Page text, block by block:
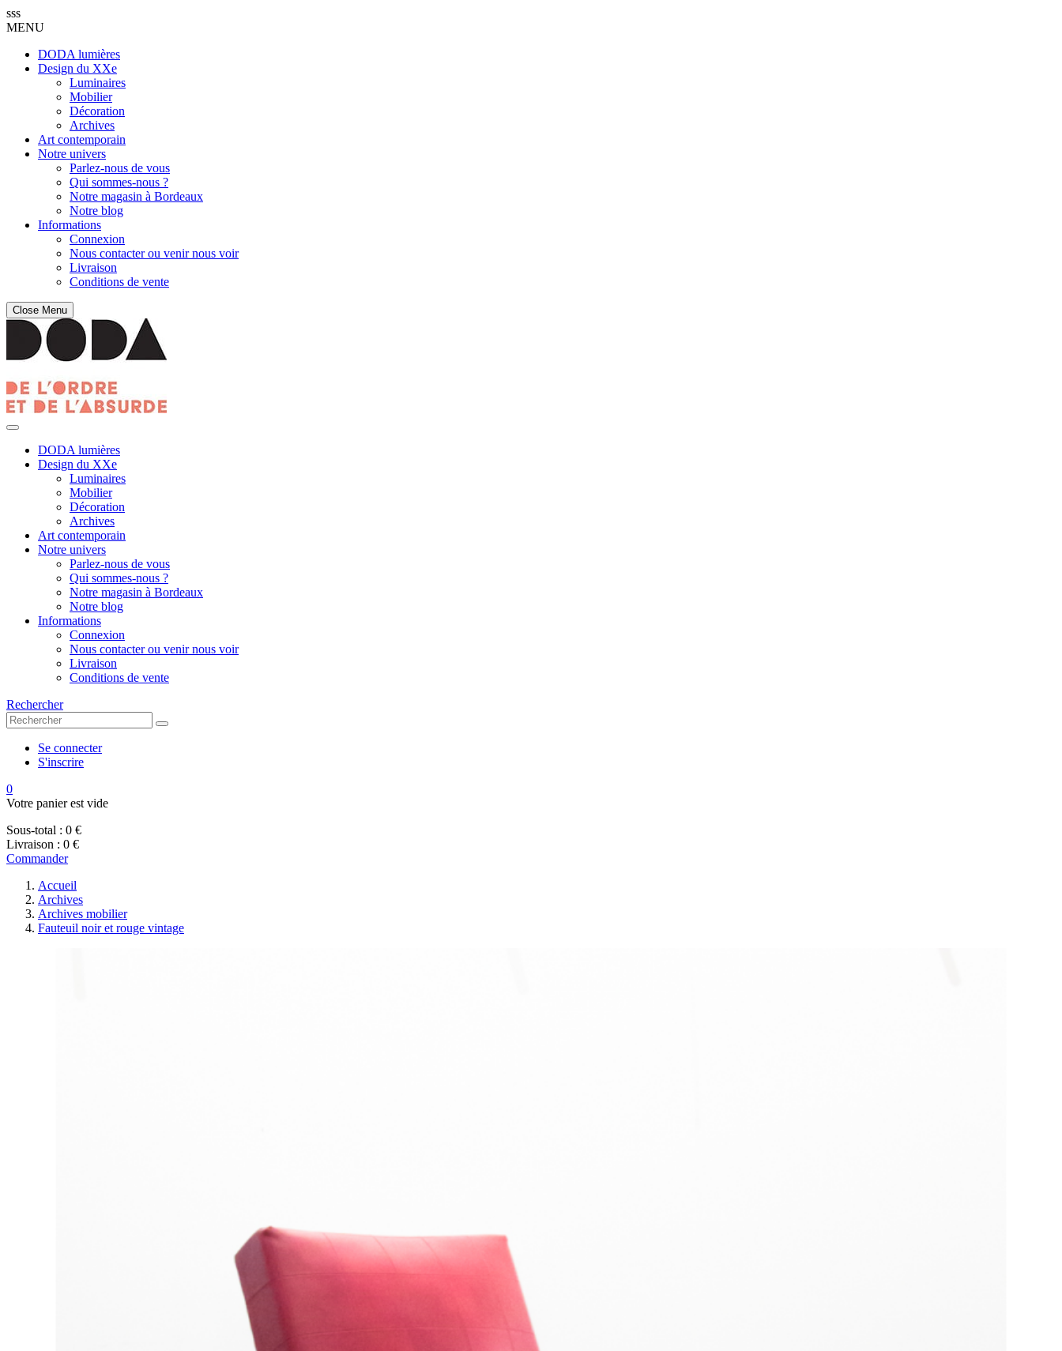
sss
MENU
DODA lumières
Design du XXe
Luminaires
Mobilier
Décoration
Archives
Art contemporain
Notre univers
Parlez-nous de vous
Qui sommes-nous ?
Notre magasin à Bordeaux
Notre blog
Informations
Connexion
Nous contacter ou venir nous voir
Livraison
Conditions de vente
Close Menu
DODA lumières
Design du XXe
Luminaires
Mobilier
Décoration
Archives
Art contemporain
Notre univers
Parlez-nous de vous
Qui sommes-nous ?
Notre magasin à Bordeaux
Notre blog
Informations
Connexion
Nous contacter ou venir nous voir
Livraison
Conditions de vente
Rechercher
Se connecter
S'inscrire
0
Votre panier est vide
Sous-total : 0 €
Livraison : 0 €
Commander
Accueil
Archives
Archives mobilier
Fauteuil noir et rouge vintage